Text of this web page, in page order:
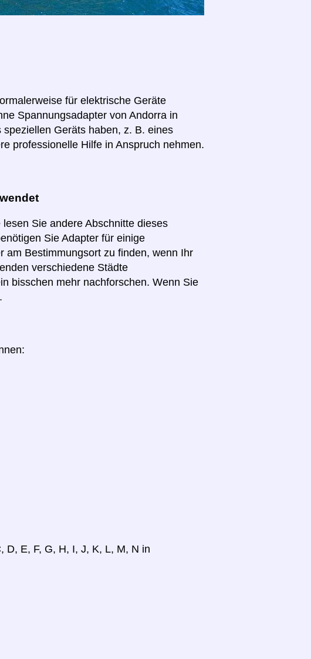
für elektrische Geräte
Spannungsadapter von Andorra in
Geräts haben, z. B. eines
professionelle Hilfe in Anspruch nehmen.
Sie andere Abschnitte dieses
Sie Adapter für einige
am Bestimmungsort zu finden, wenn Ihr
verschiedene Städte
bisschen mehr nachforschen. Wenn Sie
D, E, F, G, H, I, J, K, L, M, N in